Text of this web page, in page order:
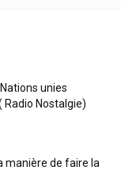
unies
Radio Nostalgie)
manière de faire la